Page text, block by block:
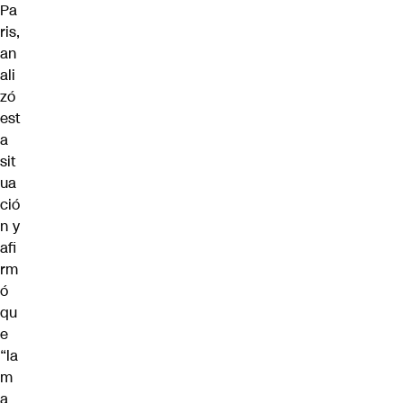
Pa
ris,
an
ali
zó
est
a
sit
ua
ció
n y
afi
rm
ó
qu
e
“la
m
a